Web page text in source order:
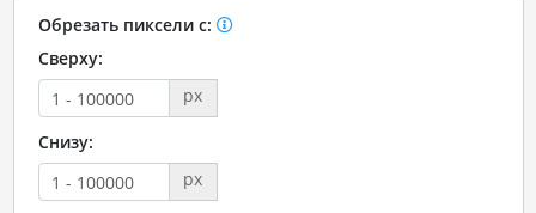
Обрезать пиксели с:
Сверху:
px
Снизу:
px